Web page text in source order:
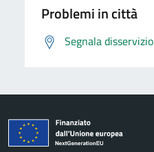
Problemi in città
Segnala disservizio